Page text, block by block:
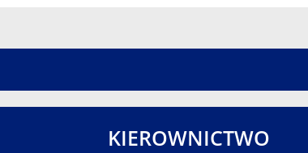
KIEROWNICTWO